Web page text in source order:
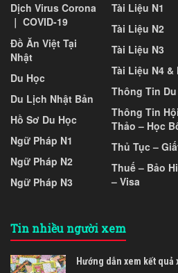
Dịch Virus Corona
｜ COVID-19
Đồ Ăn Việt Tại
Nhật
Du Học
Du Lịch Nhật Bản
Hồ Sơ Du Học
Ngữ Pháp N1
Ngữ Pháp N2
Ngữ Pháp N3
Tài Liệu N1
Tài Liệu N2
Tài Liệu N3
Tài Liệu N4 &
Thông Tin
Thông Tin Hội
Thảo – Học
Thủ Tục –
Thuế – Bảo
– Visa
Tin nhiều người xem
Hướng dẫn xem kết quả